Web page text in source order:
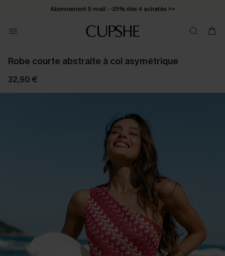
Abonnement E-mail : -25% dès 4 achetés >>
Robe courte abstraite à col asymétrique
32,90 €